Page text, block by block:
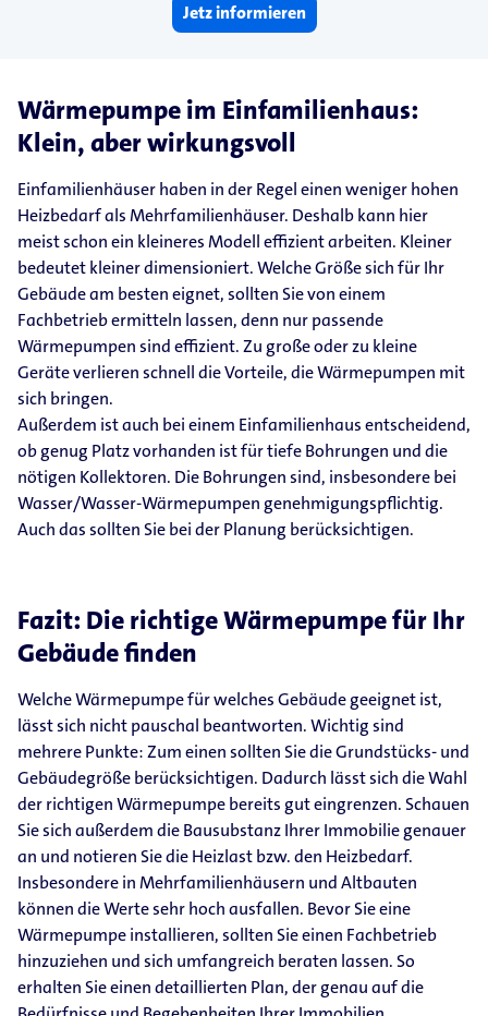
Jetz informieren
Wärmepumpe im Einfamilienhaus:
Klein, aber wirkungsvoll
Einfamilienhäuser haben in der Regel einen weniger hohen
Heizbedarf als Mehrfamilienhäuser. Deshalb kann hier
meist schon ein kleineres Modell effizient arbeiten. Kleiner
bedeutet kleiner dimensioniert. Welche Größe sich für Ihr
Gebäude am besten eignet, sollten Sie von einem
Fachbetrieb ermitteln lassen, denn nur passende
Wärmepumpen sind effizient. Zu große oder zu kleine
Geräte verlieren schnell die Vorteile, die Wärmepumpen mit
sich bringen.
Außerdem ist auch bei einem Einfamilienhaus entscheidend,
ob genug Platz vorhanden ist für tiefe Bohrungen und die
nötigen Kollektoren. Die Bohrungen sind, insbesondere bei
Wasser/Wasser-Wärmepumpen genehmigungspflichtig.
Auch das sollten Sie bei der Planung berücksichtigen.
Fazit: Die richtige Wärmepumpe für Ihr
Gebäude finden
Welche Wärmepumpe für welches Gebäude geeignet ist,
lässt sich nicht pauschal beantworten. Wichtig sind
mehrere Punkte: Zum einen sollten Sie die Grundstücks- und
Gebäudegröße berücksichtigen. Dadurch lässt sich die Wahl
der richtigen Wärmepumpe bereits gut eingrenzen. Schauen
Sie sich außerdem die Bausubstanz Ihrer Immobilie genauer
an und notieren Sie die Heizlast bzw. den Heizbedarf.
Insbesondere in Mehrfamilienhäusern und Altbauten
können die Werte sehr hoch ausfallen. Bevor Sie eine
Wärmepumpe installieren, sollten Sie einen Fachbetrieb
hinzuziehen und sich umfangreich beraten lassen. So
erhalten Sie einen detaillierten Plan, der genau auf die